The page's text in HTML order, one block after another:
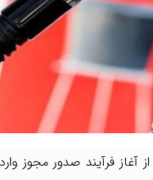
فرآیند صدور مجوز